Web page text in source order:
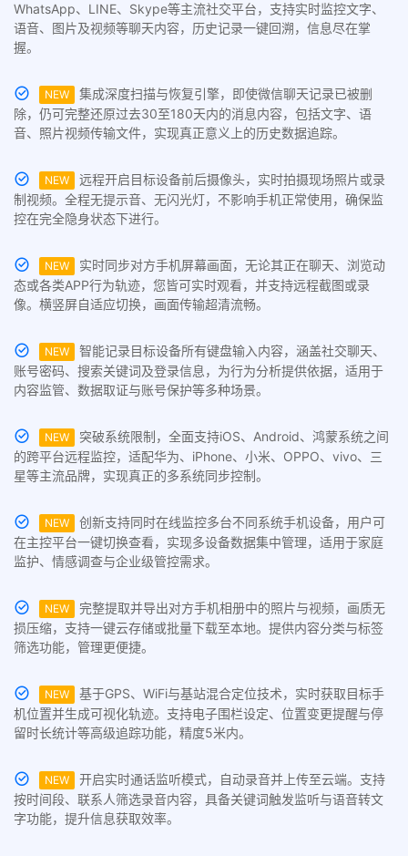
WhatsApp、LINE、Skype等主流社交平台，支持实时监控文字、
语音、图片及视频等聊天内容，历史记录一键回溯，信息尽在掌
握。
NEW
集成深度扫描与恢复引擎，即使微信聊天记录已被删
除，仍可完整还原过去30至180天内的消息内容，包括文字、语
音、照片视频传输文件，实现真正意义上的历史数据追踪。
NEW
远程开启目标设备前后摄像头，实时拍摄现场照片或录
制视频。全程无提示音、无闪光灯，不影响手机正常使用，确保监
控在完全隐身状态下进行。
NEW
实时同步对方手机屏幕画面，无论其正在聊天、浏览动
态或各类APP行为轨迹，您皆可实时观看，并支持远程截图或录
像。横竖屏自适应切换，画面传输超清流畅。
NEW
智能记录目标设备所有键盘输入内容，涵盖社交聊天、
账号密码、搜索关键词及登录信息，为行为分析提供依据，适用于
内容监管、数据取证与账号保护等多种场景。
NEW
突破系统限制，全面支持iOS、Android、鸿蒙系统之间
的跨平台远程监控，适配华为、iPhone、小米、OPPO、vivo、三
星等主流品牌，实现真正的多系统同步控制。
NEW
创新支持同时在线监控多台不同系统手机设备，用户可
在主控平台一键切换查看，实现多设备数据集中管理，适用于家庭
监护、情感调查与企业级管控需求。
NEW
完整提取并导出对方手机相册中的照片与视频，画质无
损压缩，支持一键云存储或批量下载至本地。提供内容分类与标签
筛选功能，管理更便捷。
NEW
基于GPS、WiFi与基站混合定位技术，实时获取目标手
机位置并生成可视化轨迹。支持电子围栏设定、位置变更提醒与停
留时长统计等高级追踪功能，精度5米内。
NEW
开启实时通话监听模式，自动录音并上传至云端。支持
按时间段、联系人筛选录音内容，具备关键词触发监听与语音转文
字功能，提升信息获取效率。